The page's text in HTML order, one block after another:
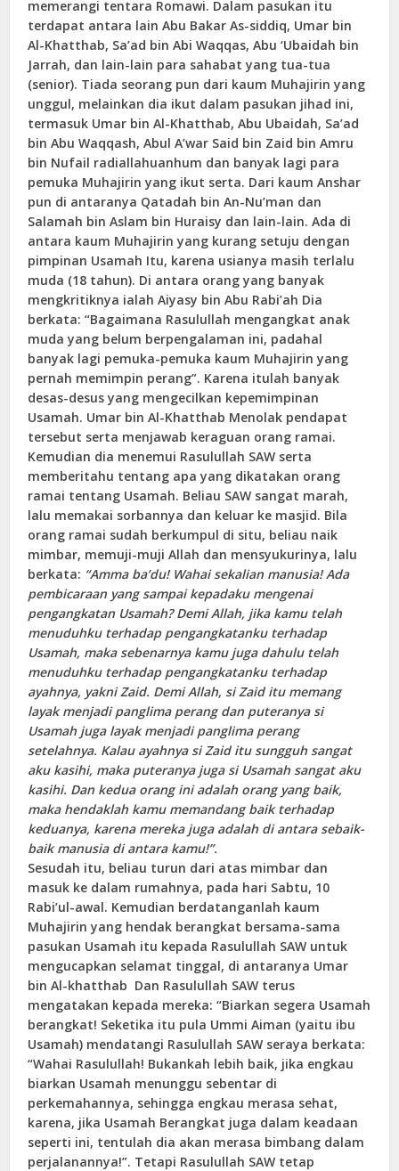
memerangi tentara Romawi. Dalam pasukan itu
terdapat antara lain Abu Bakar As-siddiq, Umar bin
Al-Khatthab, Sa’ad bin Abi Waqqas, Abu ‘Ubaidah bin
Jarrah, dan lain-lain para sahabat yang tua-tua
(senior). Tiada seorang pun dari kaum Muhajirin yang
unggul, melainkan dia ikut dalam pasukan jihad ini,
termasuk Umar bin Al-Khatthab, Abu Ubaidah, Sa’ad
bin Abu Waqqash, Abul A’war Said bin Zaid bin Amru
bin Nufail radiallahuanhum dan banyak lagi para
pemuka Muhajirin yang ikut serta. Dari kaum Anshar
pun di antaranya Qatadah bin An-Nu’man dan
Salamah bin Aslam bin Huraisy dan lain-lain. Ada di
antara kaum Muhajirin yang kurang setuju dengan
pimpinan Usamah Itu, karena usianya masih terlalu
muda (18 tahun). Di antara orang yang banyak
mengkritiknya ialah Aiyasy bin Abu Rabi’ah Dia
berkata: “Bagaimana Rasulullah mengangkat anak
muda yang belum berpengalaman ini, padahal
banyak lagi pemuka-pemuka kaum Muhajirin yang
pernah memimpin perang”. Karena itulah banyak
desas-desus yang mengecilkan kepemimpinan
Usamah. Umar bin Al-Khatthab Menolak pendapat
tersebut serta menjawab keraguan orang ramai.
Kemudian dia menemui Rasulullah SAW serta
memberitahu tentang apa yang dikatakan orang
ramai tentang Usamah. Beliau SAW sangat marah,
lalu memakai sorbannya dan keluar ke masjid. Bila
orang ramai sudah berkumpul di situ, beliau naik
mimbar, memuji-muji Allah dan mensyukurinya, lalu
berkata: “Amma ba’du! Wahai sekalian manusia! Ada
pembicaraan yang sampai kepadaku mengenai
pengangkatan Usamah? Demi Allah, jika kamu telah
menuduhku terhadap pengangkatanku terhadap
Usamah, maka sebenarnya kamu juga dahulu telah
menuduhku terhadap pengangkatanku terhadap
ayahnya, yakni Zaid. Demi Allah, si Zaid itu memang
layak menjadi panglima perang dan puteranya si
Usamah juga layak menjadi panglima perang
setelahnya. Kalau ayahnya si Zaid itu sungguh sangat
aku kasihi, maka puteranya juga si Usamah sangat aku
kasihi. Dan kedua orang ini adalah orang yang baik,
maka hendaklah kamu memandang baik terhadap
keduanya, karena mereka juga adalah di antara sebaik-
baik manusia di antara kamu!”.
Sesudah itu, beliau turun dari atas mimbar dan
masuk ke dalam rumahnya, pada hari Sabtu, 10
Rabi’ul-awal. Kemudian berdatanganlah kaum
Muhajirin yang hendak berangkat bersama-sama
pasukan Usamah itu kepada Rasulullah SAW untuk
mengucapkan selamat tinggal, di antaranya Umar
bin Al-khatthab Dan Rasulullah SAW terus
mengatakan kepada mereka: “Biarkan segera Usamah
berangkat! Seketika itu pula Ummi Aiman (yaitu ibu
Usamah) mendatangi Rasulullah SAW seraya berkata:
“Wahai Rasulullah! Bukankah lebih baik, jika engkau
biarkan Usamah menunggu sebentar di
perkemahannya, sehingga engkau merasa sehat,
karena, jika Usamah Berangkat juga dalam keadaan
seperti ini, tentulah dia akan merasa bimbang dalam
perjalanannya!”. Tetapi Rasulullah SAW tetap